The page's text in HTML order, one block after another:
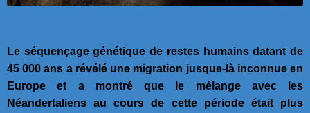
Le séquençage génétique de restes humains datant de
45 000 ans a révélé une migration jusque-là inconnue en
Europe et a montré que le mélange avec les
Néandertaliens au cours de cette période était plus